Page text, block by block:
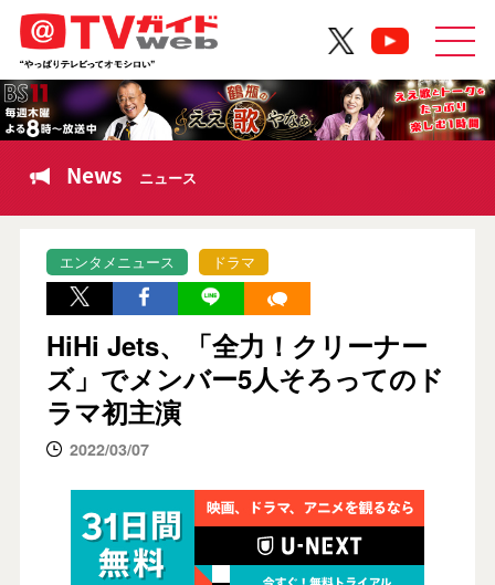
News ニュース
エンタメニュース ドラマ
HiHi Jets、「全力！クリーナー
ズ」でメンバー5人そろってのド
ラマ初主演
2022/03/07